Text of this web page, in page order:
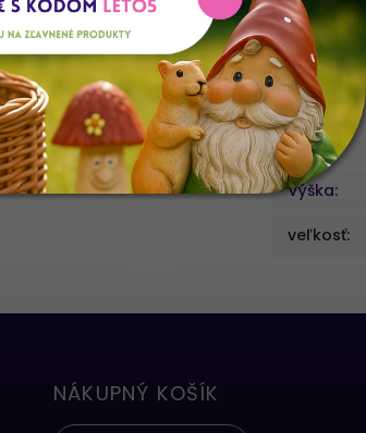
Kategória
EAN:
dĺžka
Šířka:
Výška:
veľkosť:
NÁKUPNÝ KOŠÍK